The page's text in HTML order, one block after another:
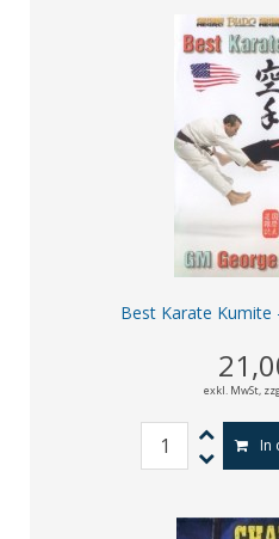
Best Karate Kumite
exkl. MwSt,
In